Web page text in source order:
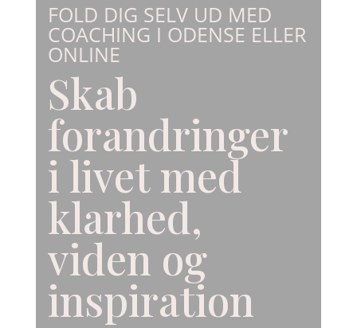
FOLD DIG SELV UD MED
COACHING I ODENSE ELLER
ONLINE
Skab
forandringer
i livet med
klarhed,
viden og
inspiration